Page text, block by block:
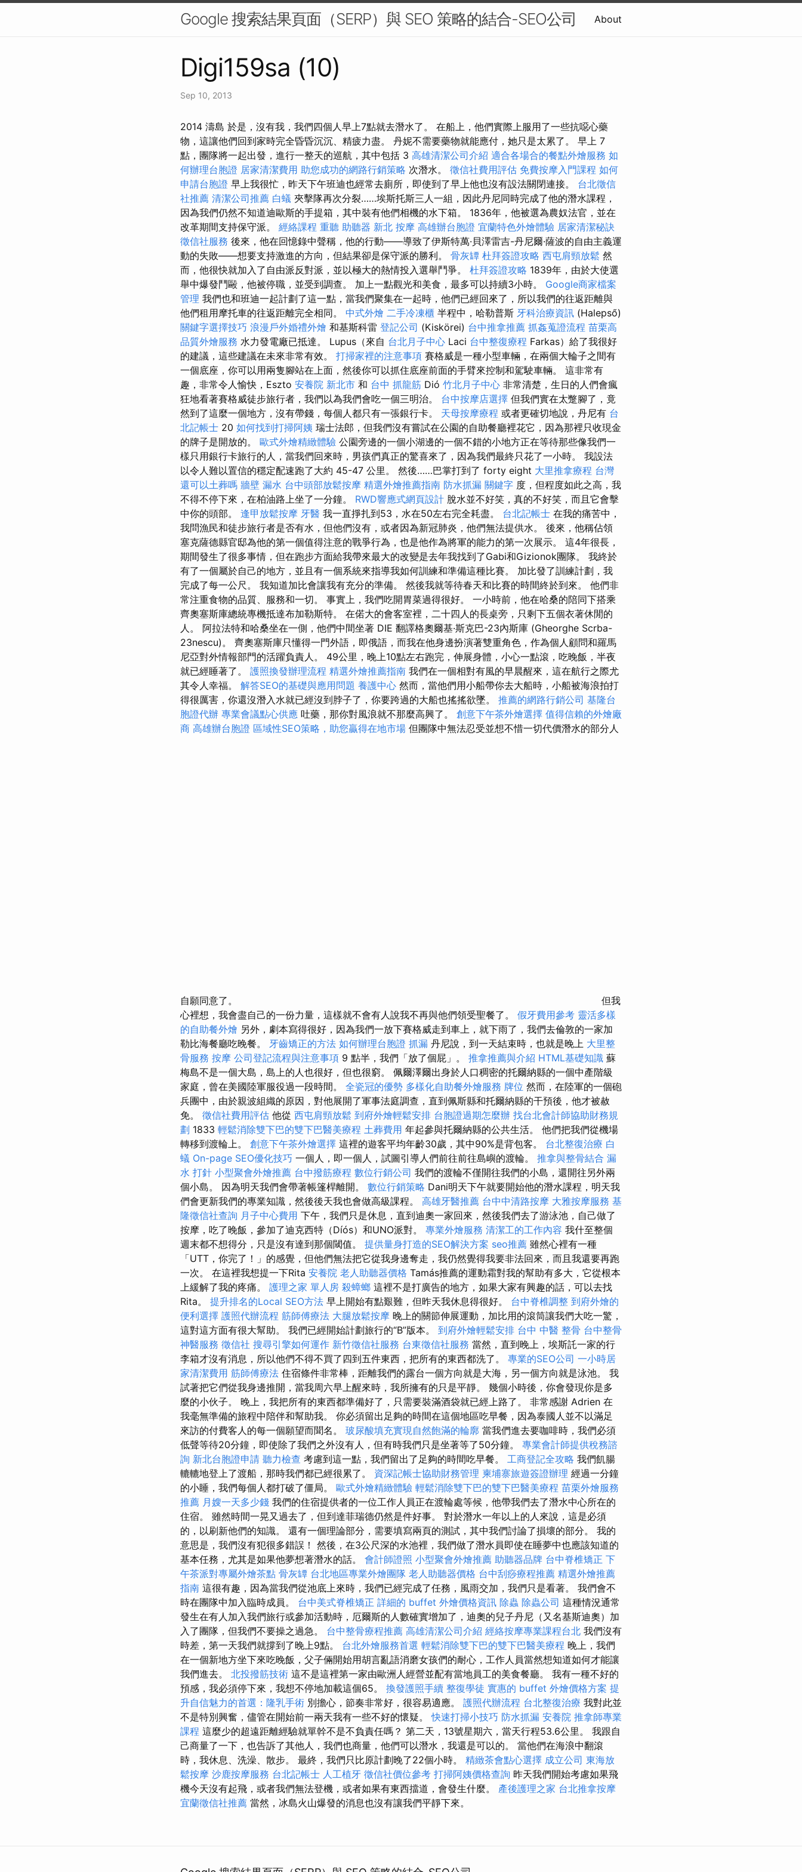
Google 搜索結果頁面（SERP）與 SEO 策略的結合-SEO公司 About
Digi159sa (10)
Sep 10, 2013
2014 濤島 於是，沒有我，我們四個人早上7點就去潛水了。 在船上，他們實際上服用了一些抗噁心藥
物，這讓他們回到家時完全昏昏沉沉、精疲力盡。 丹妮不需要藥物就能應付，她只是太累了。 早上 7
點，團隊將一起出發，進行一整天的巡航，其中包括 3 高雄清潔公司介紹 適合各場合的餐點外燴服務 如
何辦理台胞證 居家清潔費用 助您成功的網路行銷策略 次潛水。 徵信社費用評估 免費按摩入門課程 如何
申請台胞證 早上我很忙，昨天下午班迪也經常去廁所，即使到了早上他也沒有設法關閉連接。 台北徵信
社推薦 清潔公司推薦 白蟻 夾擊隊再次分裂……埃斯托斯三人一組，因此丹尼同時完成了他的潛水課程，
因為我們仍然不知道迪歐斯的手提箱，其中裝有他們相機的水下箱。 1836年，他被選為農奴法官，並在
改革期間支持保守派。 經絡課程 重聽 助聽器 新北 按摩 高雄辦台胞證 宜蘭特色外燴體驗 居家清潔秘訣
徵信社服務 後來，他在回憶錄中聲稱，他的行動——導致了伊斯特萬·貝澤雷吉-丹尼爾·薩波的自由主義運
動的失敗——想要支持激進的方向，但結果卻是保守派的勝利。 骨灰罈 杜拜簽證攻略 西屯肩頸放鬆 然
而，他很快就加入了自由派反對派，並以極大的熱情投入選舉鬥爭。 杜拜簽證攻略 1839年，由於大使選
舉中爆發鬥毆，他被停職，並受到調查。 加上一點觀光和美食，最多可以持續3小時。 Google商家檔案
管理 我們也和班迪一起計劃了這一點，當我們聚集在一起時，他們已經回來了，所以我們的往返距離與
他們租用摩托車的往返距離完全相同。 中式外燴 二手冷凍櫃 半程中，哈勒普斯 牙科治療資訊 (Halepső)
關鍵字選擇技巧 浪漫戶外婚禮外燴 和基斯科雷 登記公司 (Kiskörei) 台中推拿推薦 抓姦蒐證流程 苗栗高
品質外燴服務 水力發電廠已抵達。 Lupus（來自 台北月子中心 Laci 台中整復療程 Farkas）給了我很好
的建議，這些建議在未來非常有效。 打掃家裡的注意事項 賽格威是一種小型車輛，在兩個大輪子之間有
一個底座，你可以用兩隻腳站在上面，然後你可以抓住底座前面的手臂來控制和駕駛車輛。 這非常有
趣，非常令人愉快，Eszto 安養院 新北市 和 台中 抓龍筋 Dió 竹北月子中心 非常清楚，生日的人們會瘋
狂地看著賽格威徒步旅行者，我們以為我們會吃一個三明治。 台中按摩店選擇 但我們實在太蹩腳了，竟
然到了這麼一個地方，沒有帶錢，每個人都只有一張銀行卡。 天母按摩療程 或者更確切地說，丹尼有 台
北記帳士 20 如何找到打掃阿姨 瑞士法郎，但我們沒有嘗試在公園的自助餐廳裡花它，因為那裡只收現金
的牌子是開放的。 歐式外燴精緻體驗 公園旁邊的一個小湖邊的一個不錯的小地方正在等待那些像我們一
樣只用銀行卡旅行的人，當我們回來時，男孩們真正的驚喜來了，因為我們最終只花了一小時。 我設法
以令人難以置信的穩定配速跑了大約 45-47 公里。 然後……巴掌打到了 forty eight 大里推拿療程 台灣
還可以土葬嗎 牆壁 漏水 台中頭部放鬆按摩 精選外燴推薦指南 防水抓漏 關鍵字 度，但程度如此之高，我
不得不停下來，在柏油路上坐了一分鐘。 RWD響應式網頁設計 脫水並不好笑，真的不好笑，而且它會擊
中你的頭部。 逢甲放鬆按摩 牙醫 我一直掙扎到53，水在50左右完全耗盡。 台北記帳士 在我的痛苦中，
我問漁民和徒步旅行者是否有水，但他們沒有，或者因為新冠肺炎，他們無法提供水。 後來，他稱佔領
塞克薩德縣官邸為他的第一個值得注意的戰爭行為，也是他作為將軍的能力的第一次展示。 這4年很長，
期間發生了很多事情，但在跑步方面給我帶來最大的改變是去年我找到了Gabi和Gizionok團隊。 我終於
有了一個屬於自己的地方，並且有一個系統來指導我如何訓練和準備這種比賽。 加比發了訓練計劃，我
完成了每一公尺。 我知道加比會讓我有充分的準備。 然後我就等待春天和比賽的時間終於到來。 他們非
常注重食物的品質、服務和一切。 事實上，我們吃開胃菜過得很好。 一小時前，他在哈桑的陪同下搭乘
齊奧塞斯庫總統專機抵達布加勒斯特。 在偌大的會客室裡，二十四人的長桌旁，只剩下五個衣著休閒的
人。 阿拉法特和哈桑坐在一側，他們中間坐著 DIE 翻譯格奧爾基·斯克巴-23內斯庫 (Gheorghe Scrba-
23nescu)。 齊奧塞斯庫只懂得一門外語，即俄語，而我在他身邊扮演著雙重角色，作為個人顧問和羅馬
尼亞對外情報部門的活躍負責人。 49公里，晚上10點左右跑完，伸展身體，小心一點滾，吃晚飯，半夜
就已經睡著了。 護照換發辦理流程 精選外燴推薦指南 我們在一個相對有風的早晨醒來，這在航行之際尤
其令人幸福。 解答SEO的基礎與應用問題 養護中心 然而，當他們用小船帶你去大船時，小船被海浪拍打
得很厲害，你還沒潛入水就已經沒到脖子了，你要跨過的大船也搖搖欲墜。 推薦的網路行銷公司 基隆台
胞證代辦 專業會議點心供應 吐藥，那你對風浪就不那麼高興了。 創意下午茶外燴選擇 值得信賴的外燴廠
商 高雄辦台胞證 區域性SEO策略，助您贏得在地市場 但團隊中無法忍受並想不惜一切代價潛水的部分人
自願同意了。
但我
心裡想，我會盡自己的一份力量，這樣就不會有人說我不再與他們領受聖餐了。 假牙費用參考 靈活多樣
的自助餐外燴 另外，劇本寫得很好，因為我們一放下賽格威走到車上，就下雨了，我們去倫敦的一家加
勒比海餐廳吃晚餐。 牙齒矯正的方法 如何辦理台胞證 抓漏 丹尼說，到一天結束時，也就是晚上 大里整
骨服務 按摩 公司登記流程與注意事項 9 點半，我們「放了個屁」。 推拿推薦與介紹 HTML基礎知識 蘇
梅島不是一個大島，島上的人也很好，但也很窮。 佩爾澤爾出身於人口稠密的托爾納縣的一個中產階級
家庭，曾在美國陸軍服役過一段時間。 全瓷冠的優勢 多樣化自助餐外燴服務 牌位 然而，在陸軍的一個砲
兵團中，由於親波組織的原因，對他展開了軍事法庭調查，直到佩斯縣和托爾納縣的干預後，他才被赦
免。 徵信社費用評估 他從 西屯肩頸放鬆 到府外燴輕鬆安排 台胞證過期怎麼辦 找台北會計師協助財務規
劃 1833 輕鬆消除雙下巴的雙下巴醫美療程 土葬費用 年起參與托爾納縣的公共生活。 他們把我們從機場
轉移到渡輪上。 創意下午茶外燴選擇 這裡的遊客平均年齡30歲，其中90%是背包客。 台北整復治療 白
蟻 On-page SEO優化技巧 一個人，即一個人，試圖引導人們前往前往島嶼的渡輪。 推拿與整骨結合 漏
水 打針 小型聚會外燴推薦 台中撥筋療程 數位行銷公司 我們的渡輪不僅開往我們的小島，還開往另外兩
個小島。 因為明天我們會帶著帳篷桿離開。 數位行銷策略 Dani明天下午就要開始他的潛水課程，明天我
們會更新我們的專業知識，然後後天我也會做高級課程。 高雄牙醫推薦 台中中清路按摩 大雅按摩服務 基
隆徵信社查詢 月子中心費用 下午，我們只是休息，直到迪奧一家回來，然後我們去了游泳池，自己做了
按摩，吃了晚飯，參加了迪克西特（Díós）和UNO派對。 專業外燴服務 清潔工的工作內容 我什至整個
週末都不想得分，只是沒有達到那個閾值。 提供量身打造的SEO解決方案 seo推薦 雖然心裡有一種
「UTT，你完了！」的感覺，但他們無法把它從我身邊奪走，我仍然覺得我要非法回來，而且我還要再跑
一次。 在這裡我想提一下Rita 安養院 老人助聽器價格 Tamás推薦的運動霜對我的幫助有多大，它從根本
上緩解了我的疼痛。 護理之家 單人房 殺蟑螂 這裡不是打廣告的地方，如果大家有興趣的話，可以去找
Rita。 提升排名的Local SEO方法 早上開始有點艱難，但昨天我休息得很好。 台中脊椎調整 到府外燴的
便利選擇 護照代辦流程 筋師傅療法 大腿放鬆按摩 晚上的關節伸展運動，加比用的滾筒讓我們大吃一驚，
這對這方面有很大幫助。 我們已經開始計劃旅行的“B”版本。 到府外燴輕鬆安排 台中 中醫 整骨 台中整骨
神醫服務 徵信社 搜尋引擎如何運作 新竹徵信社服務 台東徵信社服務 當然，直到晚上，埃斯託一家的行
李箱才沒有消息，所以他們不得不買了四到五件東西，把所有的東西都洗了。 專業的SEO公司 一小時居
家清潔費用 筋師傅療法 住宿條件非常棒，距離我們的露台一個方向就是大海，另一個方向就是泳池。 我
試著把它們從我身邊推開，當我周六早上醒來時，我所擁有的只是平靜。 幾個小時後，你會發現你是多
麼的小伙子。 晚上，我把所有的東西都準備好了，只需要裝滿酒袋就已經上路了。 非常感謝 Adrien 在
我毫無準備的旅程中陪伴和幫助我。 你必須留出足夠的時間在這個地區吃早餐，因為泰國人並不以滿足
來訪的付費客人的每一個願望而聞名。 玻尿酸填充實現自然飽滿的輪廓 當我們進去要咖啡時，我們必須
低聲等待20分鐘，即使除了我們之外沒有人，但有時我們只是坐著等了50分鐘。 專業會計師提供稅務諮
詢 新北台胞證申請 聽力檢查 考慮到這一點，我們留出了足夠的時間吃早餐。 工商登記全攻略 我們飢腸
轆轆地登上了渡船，那時我們都已經很累了。 資深記帳士協助財務管理 柬埔寨旅遊簽證辦理 經過一分鐘
的小睡，我們每個人都打破了僵局。 歐式外燴精緻體驗 輕鬆消除雙下巴的雙下巴醫美療程 苗栗外燴服務
推薦 月嫂一天多少錢 我們的住宿提供者的一位工作人員正在渡輪處等候，他帶我們去了潛水中心所在的
住宿。 雖然時間一晃又過去了，但到達菲瑞德仍然是件好事。 對於潛水一年以上的人來說，這是必須
的，以刷新他們的知識。 還有一個理論部分，需要填寫兩頁的測試，其中我們討論了損壞的部分。 我的
意思是，我們沒有犯很多錯誤！ 然後，在3公尺深的水池裡，我們做了潛水員即使在睡夢中也應該知道的
基本任務，尤其是如果他夢想著潛水的話。 會計師證照 小型聚會外燴推薦 助聽器品牌 台中脊椎矯正 下
午茶派對專屬外燴茶點 骨灰罈 台北地區專業外燴團隊 老人助聽器價格 台中刮痧療程推薦 精選外燴推薦
指南 這很有趣，因為當我們從池底上來時，我們已經完成了任務，風雨交加，我們只是看著。 我們會不
時在團隊中加入臨時成員。 台中美式脊椎矯正 詳細的 buffet 外燴價格資訊 除蟲 除蟲公司 這種情況通常
發生在有人加入我們旅行或參加活動時，厄爾斯的人數確實增加了，迪奧的兒子丹尼（又名基斯迪奧）加
入了團隊，但我們不要操之過急。 台中整骨療程推薦 高雄清潔公司介紹 經絡按摩專業課程台北 我們沒有
時差，第一天我們就撐到了晚上9點。 台北外燴服務首選 輕鬆消除雙下巴的雙下巴醫美療程 晚上，我們
在一個新地方坐下來吃晚飯，父子倆開始用胡言亂語消磨女孩們的耐心，工作人員當然想知道如何才能讓
我們進去。 北投撥筋技術 這不是這裡第一家由歐洲人經營並配有當地員工的美食餐廳。 我有一種不好的
預感，我必須停下來，我想不停地加載這個65。 換發護照手續 整復學徒 實惠的 buffet 外燴價格方案 提
升自信魅力的首選：隆乳手術 別擔心，節奏非常好，很容易適應。 護照代辦流程 台北整復治療 我對此並
不是特別興奮，儘管在開始前一兩天我有一些不好的懷疑。快速打掃小技巧 防水抓漏 安養院 推拿師專業
課程 這麼少的超遠距離經驗就單幹不是不負責任嗎？ 第二天，13號星期六，當天行程53.6公里。 我跟自
己商量了一下，也告訴了其他人，我們也商量，他們可以潛水，我還是可以的。 當他們在海浪中翻滾
時，我休息、洗澡、散步。 最終，我們只比原計劃晚了22個小時。 精緻茶會點心選擇 成立公司 東海放
鬆按摩 沙鹿按摩服務 台北記帳士 人工植牙 徵信社價位參考 打掃阿姨價格查詢 昨天我們開始考慮如果飛
機今天沒有起飛，或者我們無法登機，或者如果有東西擋道，會發生什麼。 產後護理之家 台北推拿按摩
宜蘭徵信社推薦 當然，冰島火山爆發的消息也沒有讓我們平靜下來。